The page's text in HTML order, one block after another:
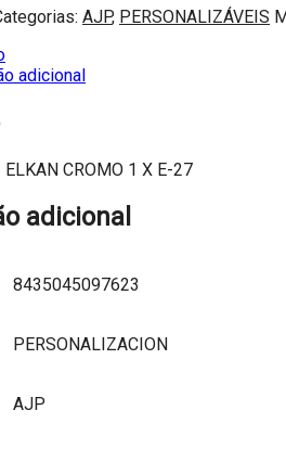
AJP, PERSONALIZÁVEIS
adicional
CROMO 1 X E-27
adicional
8435045097623
PERSONALIZACION
AJP